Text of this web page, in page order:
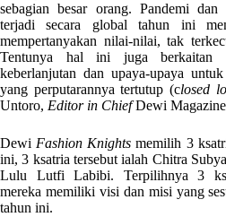
sebagian besar orang. Pandemi
terjadi secara global tahun ini
mempertanyakan nilai-nilai, tak
Tentunya hal ini juga berkaitan
keberlanjutan dan upaya-upaya
yang perputarannya tertutup (closed
Untoro, Editor in ChiefDewi
Dewi Fashion Knights memilih 3
ini, 3 ksatria tersebut ialah Chitra
Lulu Lutfi Labibi. Terpilihnya 3
mereka memiliki visi dan misi yang
tahun ini.